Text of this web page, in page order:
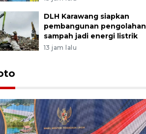
DLH Karawang siapkan
pembangunan pengolahan
sampah jadi energi listrik
13 jam lalu